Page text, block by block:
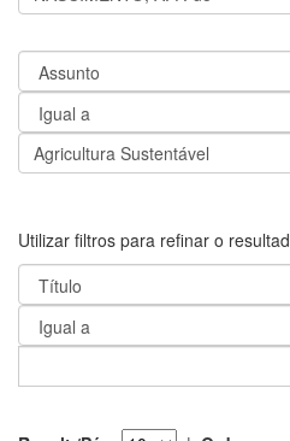
Utilizar filtros para refinar o